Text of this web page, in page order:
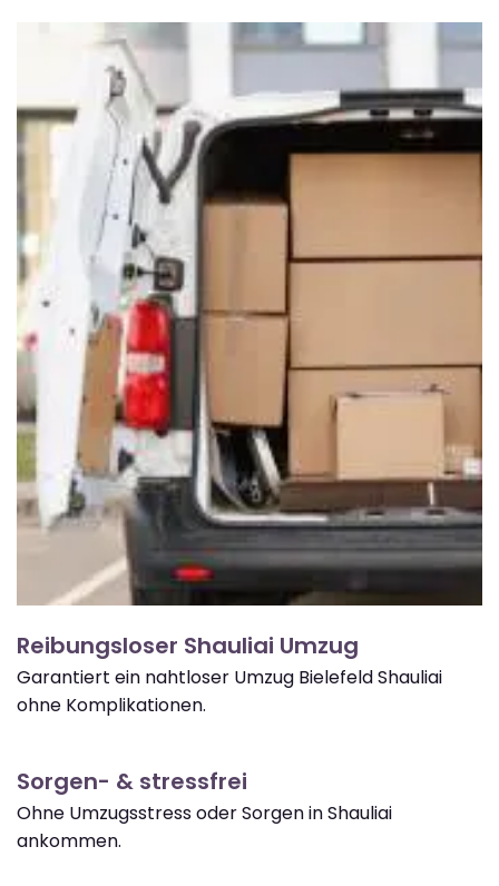
Reibungsloser Shauliai Umzug
Garantiert ein nahtloser Umzug Bielefeld Shauliai
ohne Komplikationen.
Sorgen- & stressfrei
Ohne Umzugsstress oder Sorgen in Shauliai
ankommen.